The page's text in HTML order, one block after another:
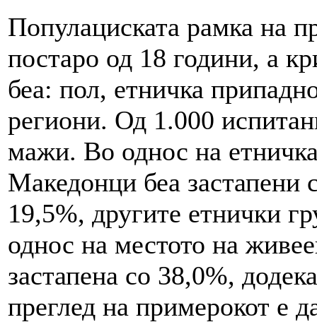
Популациската рамка на
постаро од 18 години, а
беа: пол, етничка
региони. Од 1.000
мажи. Во однос на
Македонци беа застапени
19,5%, другите етнички
однос на местото на
застапена со 38,0%,
преглед на примерокот е